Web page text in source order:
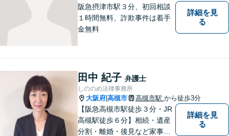
丘駅5分】
阪急摂津市駅３分、初回相談
１時間無料、詐欺事件は着手
金無料
詳細を見
る
田中 紀子 弁護士
しののめ法律事務所
大阪府 高槻市 高槻市駅 から徒歩3分
【阪急高槻市駅徒歩３分・JR
高槻駅徒歩６分】相続・遺産
分割・離婚・後見など家事事
詳細を見
る